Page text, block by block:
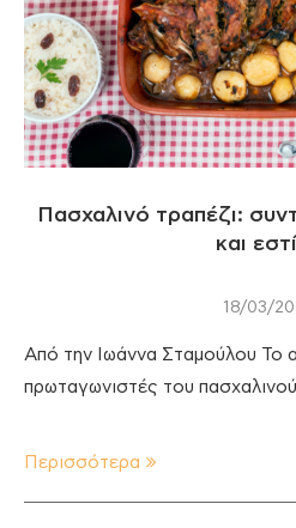
Πασχαλινό τραπέζι:
και
18/03/
Από την Ιωάννα Σταμούλου Το
πρωταγωνιστές του
Περισσότερα